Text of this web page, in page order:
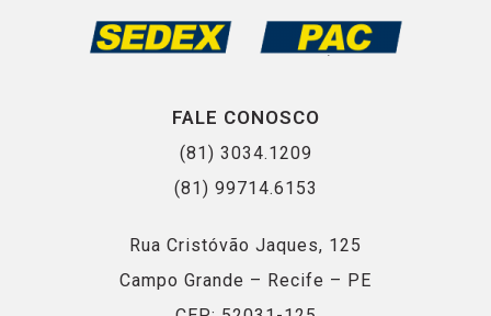
FALE CONOSCO
(81) 3034.1209
(81) 99714.6153
Rua Cristóvão Jaques, 125
Campo Grande – Recife – PE